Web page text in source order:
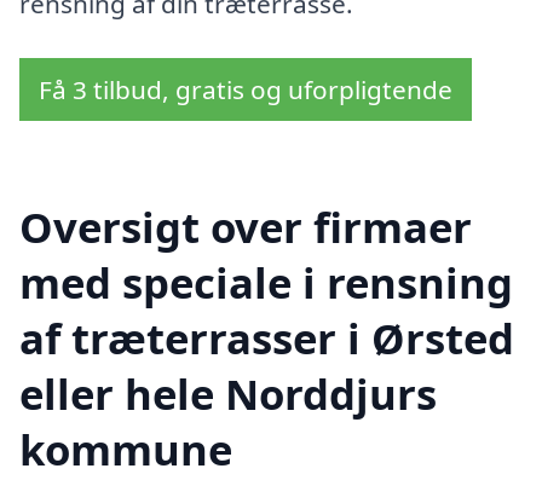
Få 3 tilbud, gratis og uforpligtende
Oversigt over firmaer
med speciale i rensning
af træterrasser i Ørsted
eller hele Norddjurs
kommune